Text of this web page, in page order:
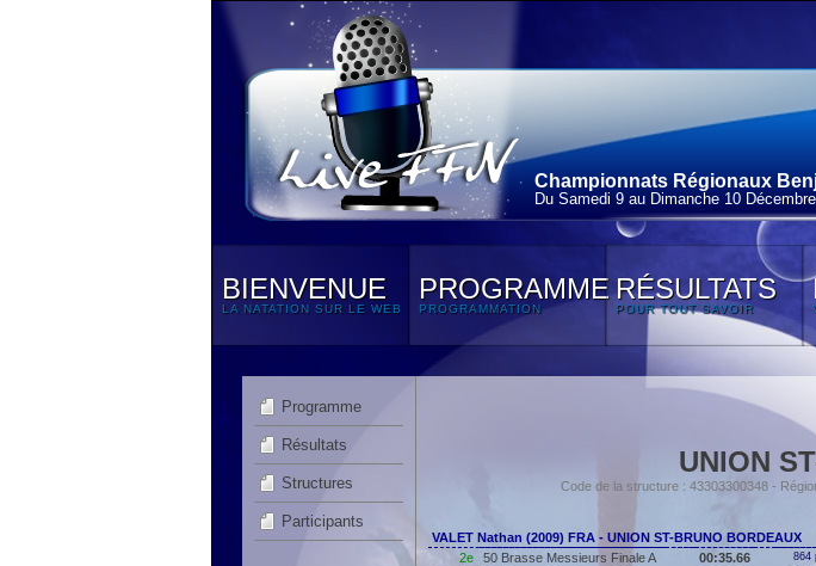
Championnats Régionaux
Du Samedi 9 au Dimanche 10
BIENVENUE
LA NATATION SUR LE WEB
PROGRAMME
PROGRAMMATION
RÉSULTATS
POUR TOUT SAVOIR
Programme
Résultats
Structures
Participants
UNION
Code de la structure : 43303300348 -
VALET Nathan (2009) FRA - UNION ST-BRUNO BORDEAUX
2e
50 Brasse Messieurs Finale A 00:35.66 864